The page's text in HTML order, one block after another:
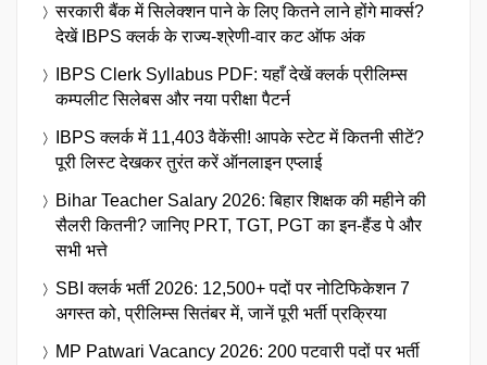
सरकारी बैंक में सिलेक्शन पाने के लिए कितने लाने होंगे मार्क्स?
देखें IBPS क्लर्क के राज्य-श्रेणी-वार कट ऑफ अंक
IBPS Clerk Syllabus PDF: यहाँ देखें क्लर्क प्रीलिम्स
कम्पलीट सिलेबस और नया परीक्षा पैटर्न
IBPS क्लर्क में 11,403 वैकेंसी! आपके स्टेट में कितनी सीटें?
पूरी लिस्ट देखकर तुरंत करें ऑनलाइन एप्लाई
Bihar Teacher Salary 2026: बिहार शिक्षक की महीने की
सैलरी कितनी? जानिए PRT, TGT, PGT का इन-हैंड पे और
सभी भत्ते
SBI क्लर्क भर्ती 2026: 12,500+ पदों पर नोटिफिकेशन 7
अगस्त को, प्रीलिम्स सितंबर में, जानें पूरी भर्ती प्रक्रिया
MP Patwari Vacancy 2026: 200 पटवारी पदों पर भर्ती